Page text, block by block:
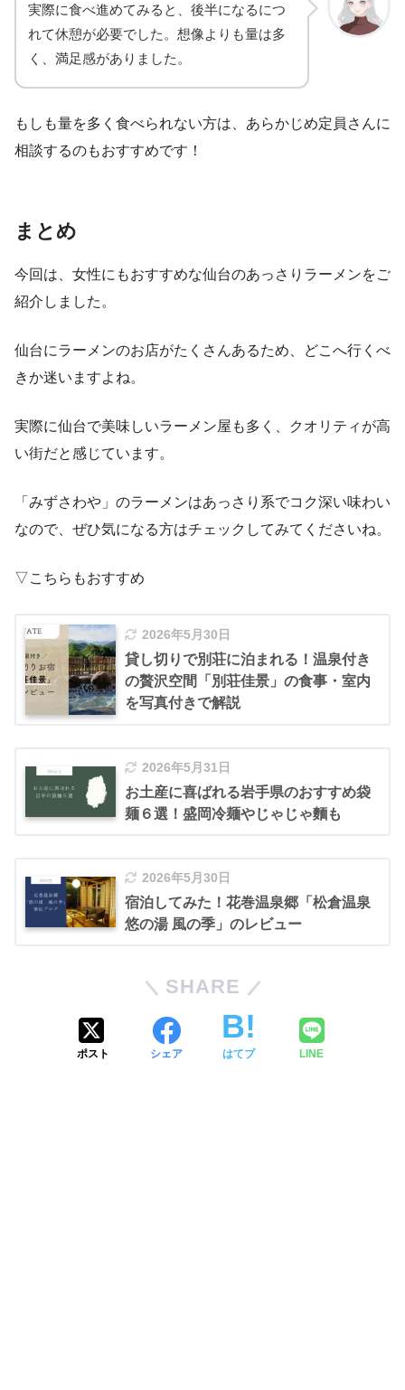
実際に食べ進めてみると、後半になるにつ
れて休憩が必要でした。想像よりも量は多
く、満足感がありました。
もしも量を多く食べられない方は、あらかじめ定員さんに
相談するのもおすすめです！
まとめ
今回は、女性にもおすすめな仙台のあっさりラーメンをご
紹介しました。
仙台にラーメンのお店がたくさんあるため、どこへ行くべ
きか迷いますよね。
実際に仙台で美味しいラーメン屋も多く、クオリティが高
い街だと感じています。
「みずさわや」のラーメンはあっさり系でコク深い味わい
なので、ぜひ気になる方はチェックしてみてくださいね。
▽こちらもおすすめ
2026年5月30日
貸し切りで別荘に泊まれる！温泉付き
の贅沢空間「別荘佳景」の食事・室内
を写真付きで解説
2026年5月31日
お土産に喜ばれる岩手県のおすすめ袋
麺６選！盛岡冷麺やじゃじゃ麵も
2026年5月30日
宿泊してみた！花巻温泉郷「松倉温泉
悠の湯 風の季」のレビュー
SHARE
ポスト シェア はてブ LINE